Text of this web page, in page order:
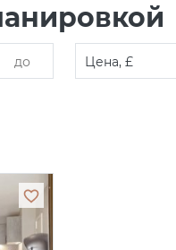
Цена, £